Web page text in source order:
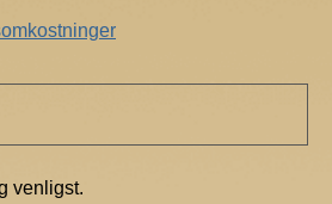
venligst.